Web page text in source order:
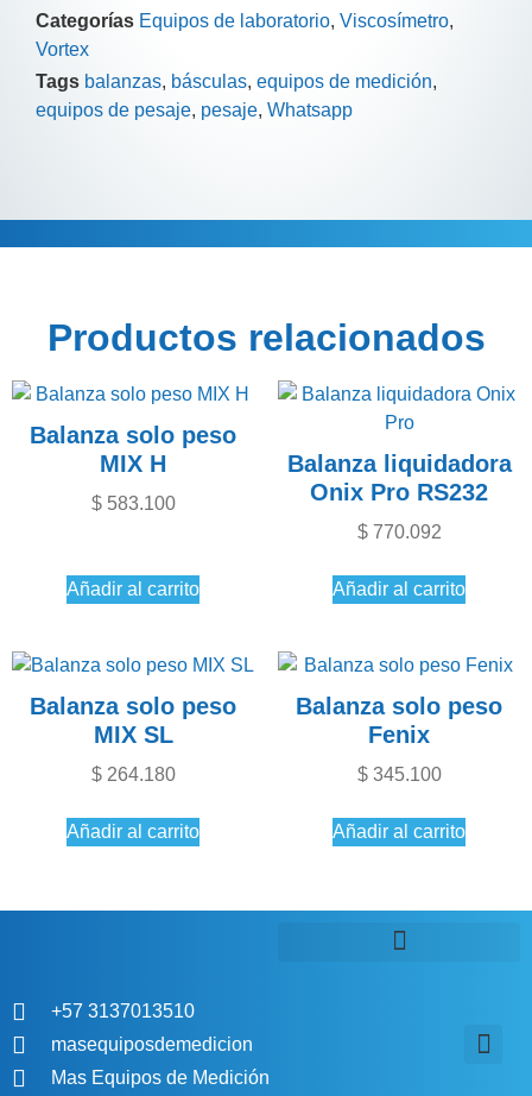
Categorías Equipos de laboratorio, Viscosímetro,
Vortex
Tags balanzas, básculas, equipos de medición,
equipos de pesaje, pesaje, Whatsapp
Descripción Información adicional
Productos relacionados
Balanza solo peso
MIX H
$583.100
Añadir al carrito
Balanza liquidadora
Onix Pro RS232
$770.092
Añadir al carrito
Balanza solo peso
MIX SL
$264.180
Añadir al carrito
Balanza solo peso
Fenix
$345.100
Añadir al carrito
+57 3137013510
masequiposdemedicion
Mas Equipos de Medición